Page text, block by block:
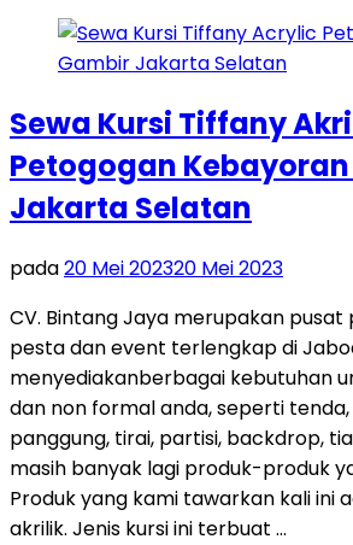
Sewa Kursi Tiffany
Petogogan Kebayoran
Jakarta Selatan
pada20 Mei 202320 Mei 2023
CV. Bintang Jaya merupakan
pesta dan event terlengkap di
menyediakanberbagai kebutuhan
dan non formal anda, seperti tenda,
panggung, tirai, partisi, backdrop,
masih banyak lagi produk-produk
Produk yang kami tawarkan kali ini
akrilik. Jenis kursi ini terbuat …